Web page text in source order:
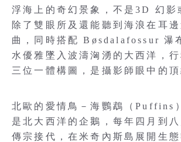
浮海上的奇幻景象，不是3D 幻影
除了雙眼所及還能聽到海浪在耳
曲，同時搭配 Bøsdalafossur 瀑
水優雅墜入波濤洶湧的大西洋，
三位一體構圖，是攝影師眼中的頂
北歐的愛情鳥－海鸚鵡（Puffins
是北大西洋的企鵝，每年四月到
傳宗接代，在米奇內斯島展開生